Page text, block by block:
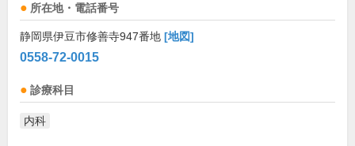
所在地・電話番号
静岡県伊豆市修善寺947番地 [地図]
0558-72-0015
診療科目
内科